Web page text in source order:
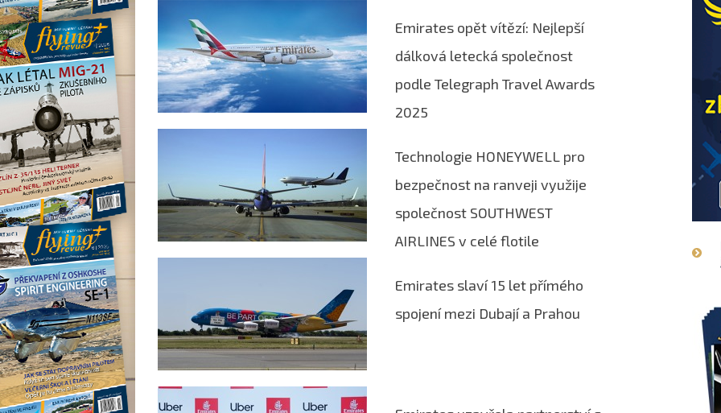
Emirates opět vítězí: Nejlepší
dálková letecká společnost
podle Telegraph Travel Awards
2025
Technologie HONEYWELL pro
bezpečnost na ranveji využije
společnost SOUTHWEST
AIRLINES v celé flotile
Emirates slaví 15 let přímého
spojení mezi Dubají a Prahou